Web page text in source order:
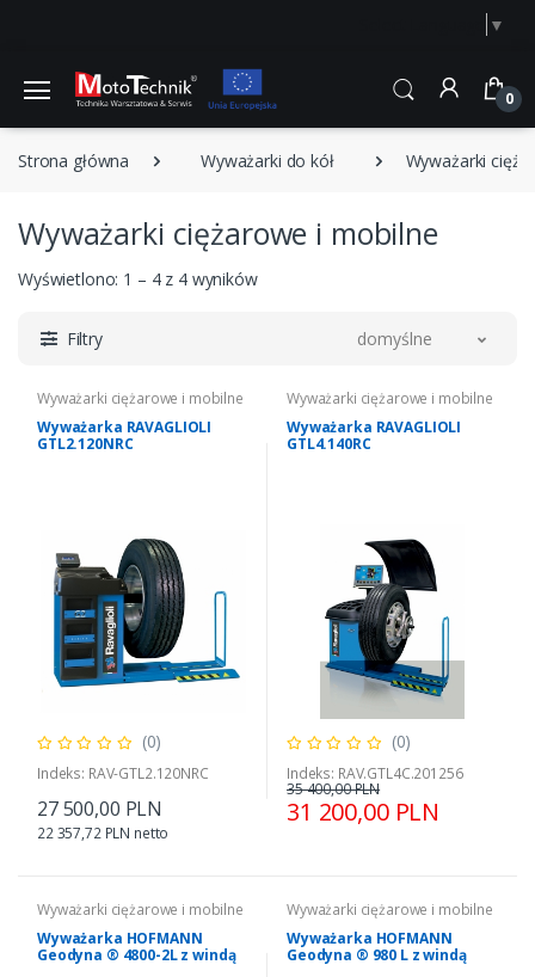
▼
0
Strona główna Wyważarki do kół Wyważarki
Wyważarki ciężarowe i mobilne
Wyświetlono: 1 – 4 z 4 wyników
Filtry domyślne
Wyważarki ciężarowe i mobilne
Wyważarka RAVAGLIOLI
GTL2.120NRC
(0)
Indeks: RAV-GTL2.120NRC
27 500,00 PLN
22 357,72 PLN netto
Wyważarki ciężarowe i mobilne
Wyważarka RAVAGLIOLI
GTL4.140RC
(0)
Indeks: RAV.GTL4C.201256
31 200,00 PLN
35 400,00 PLN
Wyważarki ciężarowe i mobilne
Wyważarka HOFMANN
Geodyna ® 4800-2L z windą
Wyważarki ciężarowe i mobilne
Wyważarka HOFMANN
Geodyna ® 980 L z windą